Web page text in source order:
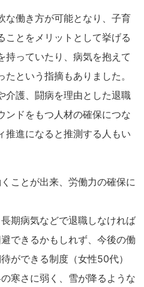
な働き方が可能となり、子育
ことをメリットとして挙げる
持っていたり、病気を抱えて
という指摘もありました。
介護、闘病を理由とした退職
ンドをもつ人材の確保につな
推進になると推測する人もい
ことが出来、労働力の確保に
期病気などで退職しなければ
できるかもしれず、今後の働
ができる制度（女性50代）
寒さに弱く、雪が降るような